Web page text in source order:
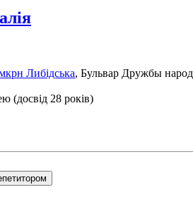
Либідська, Бульвар Дружбы
(досвід 28 років)